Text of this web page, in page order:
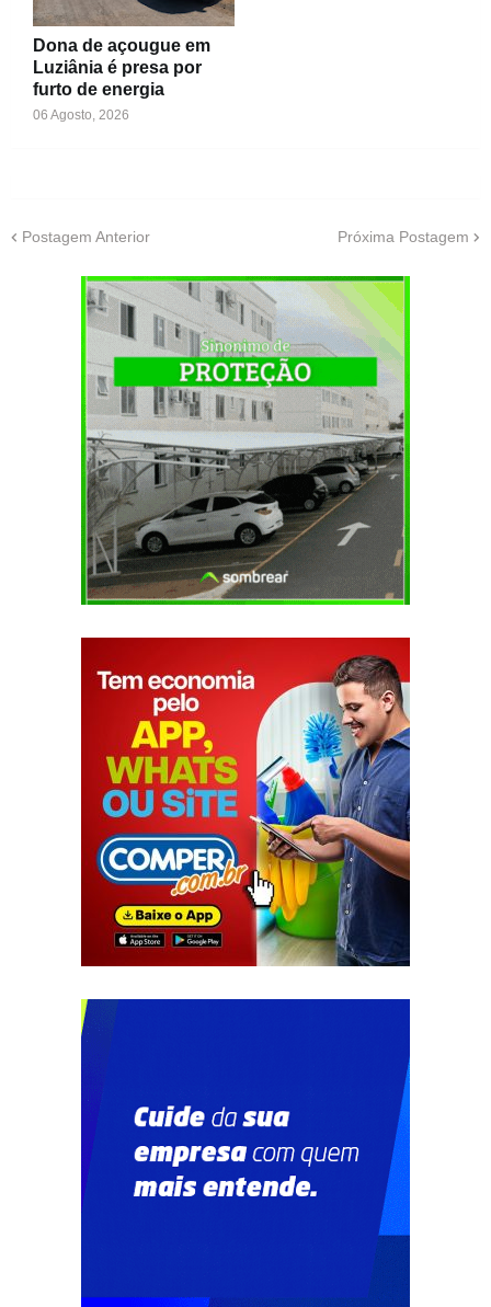
Dona de açougue em
Luziânia é presa por
furto de energia
06 Agosto, 2026
Postagem Anterior Próxima Postagem